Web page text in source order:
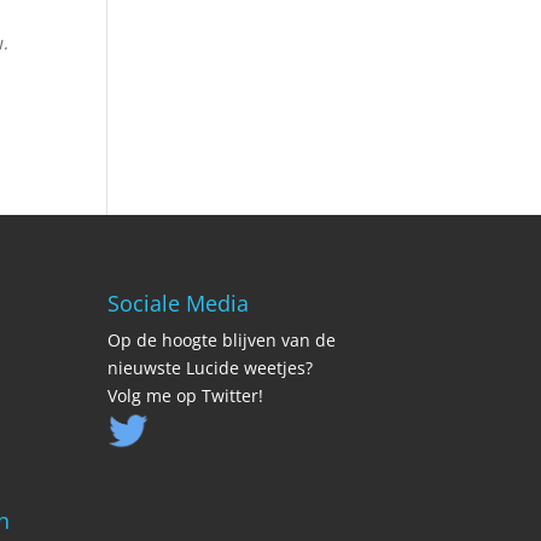
Sociale Media
Op de hoogte blijven van de
nieuwste Lucide weetjes?
Volg me op Twitter!